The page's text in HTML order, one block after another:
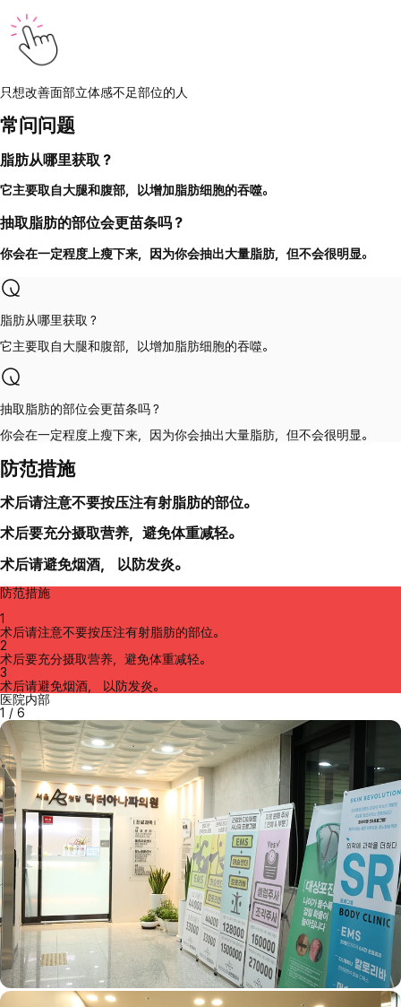
只想改善面部立体感不足部位的人
常问问题
脂肪从哪里获取？
它主要取自大腿和腹部，以增加脂肪细胞的吞噬。
抽取脂肪的部位会更苗条吗？
你会在一定程度上瘦下来，因为你会抽出大量脂肪，但不会很明显。
脂肪从哪里获取？
它主要取自大腿和腹部，以增加脂肪细胞的吞噬。
抽取脂肪的部位会更苗条吗？
你会在一定程度上瘦下来，因为你会抽出大量脂肪，但不会很明显。
防范措施
术后请注意不要按压注有射脂肪的部位。
术后要充分摄取营养，避免体重减轻。
术后请避免烟酒， 以防发炎。
防范措施
1
术后请注意不要按压注有射脂肪的部位。
2
术后要充分摄取营养，避免体重减轻。
3
术后请避免烟酒， 以防发炎。
医院内部
1 / 6